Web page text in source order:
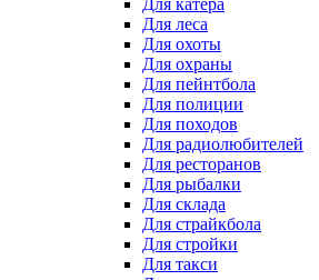
Для катера
Для леса
Для охоты
Для охраны
Для пейнтбола
Для полиции
Для походов
Для радиолюбителей
Для ресторанов
Для рыбалки
Для склада
Для страйкбола
Для стройки
Для такси